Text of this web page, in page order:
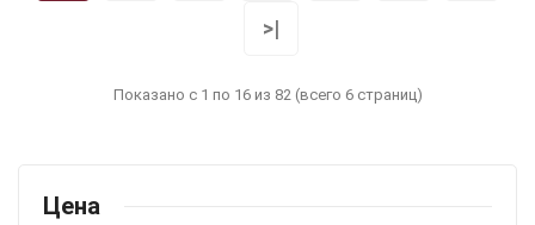
Цена
>|
Показано с 1 по 16 из 82 (всего 6 страниц)